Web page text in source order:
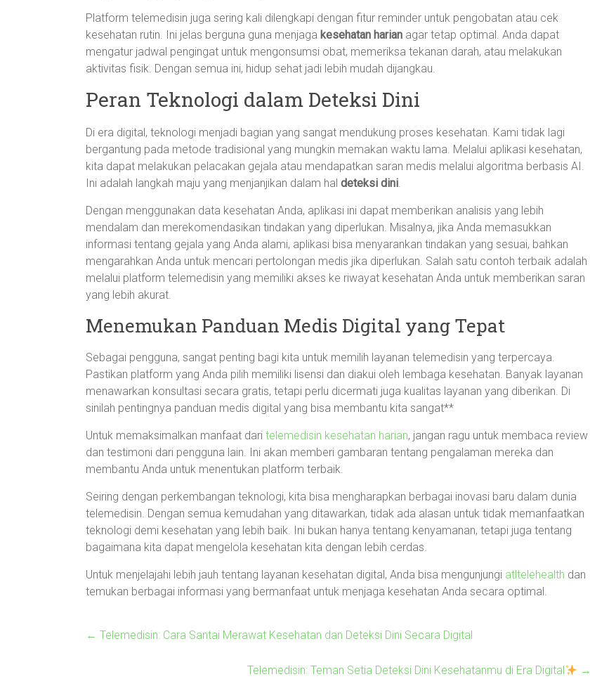
Platform telemedisin juga sering kali dilengkapi dengan fitur reminder untuk pengobatan atau cek
kesehatan rutin. Ini jelas berguna guna menjaga kesehatan harian agar tetap optimal. Anda dapat
mengatur jadwal pengingat untuk mengonsumsi obat, memeriksa tekanan darah, atau melakukan
aktivitas fisik. Dengan semua ini, hidup sehat jadi lebih mudah dijangkau.
Peran Teknologi dalam Deteksi Dini
Di era digital, teknologi menjadi bagian yang sangat mendukung proses kesehatan. Kami tidak lagi
bergantung pada metode tradisional yang mungkin memakan waktu lama. Melalui aplikasi kesehatan,
kita dapat melakukan pelacakan gejala atau mendapatkan saran medis melalui algoritma berbasis AI.
Ini adalah langkah maju yang menjanjikan dalam hal deteksi dini.
Dengan menggunakan data kesehatan Anda, aplikasi ini dapat memberikan analisis yang lebih
mendalam dan merekomendasikan tindakan yang diperlukan. Misalnya, jika Anda memasukkan
informasi tentang gejala yang Anda alami, aplikasi bisa menyarankan tindakan yang sesuai, bahkan
mengarahkan Anda untuk mencari pertolongan medis jika diperlukan. Salah satu contoh terbaik adalah
melalui platform telemedisin yang memiliki akses ke riwayat kesehatan Anda untuk memberikan saran
yang lebih akurat.
Menemukan Panduan Medis Digital yang Tepat
Sebagai pengguna, sangat penting bagi kita untuk memilih layanan telemedisin yang terpercaya.
Pastikan platform yang Anda pilih memiliki lisensi dan diakui oleh lembaga kesehatan. Banyak layanan
menawarkan konsultasi secara gratis, tetapi perlu dicermati juga kualitas layanan yang diberikan. Di
sinilah pentingnya panduan medis digital yang bisa membantu kita sangat**
Untuk memaksimalkan manfaat dari telemedisin kesehatan harian, jangan ragu untuk membaca review
dan testimoni dari pengguna lain. Ini akan memberi gambaran tentang pengalaman mereka dan
membantu Anda untuk menentukan platform terbaik.
Seiring dengan perkembangan teknologi, kita bisa mengharapkan berbagai inovasi baru dalam dunia
telemedisin. Dengan semua kemudahan yang ditawarkan, tidak ada alasan untuk tidak memanfaatkan
teknologi demi kesehatan yang lebih baik. Ini bukan hanya tentang kenyamanan, tetapi juga tentang
bagaimana kita dapat mengelola kesehatan kita dengan lebih cerdas.
Untuk menjelajahi lebih jauh tentang layanan kesehatan digital, Anda bisa mengunjungi atltelehealth dan
temukan berbagai informasi yang bermanfaat untuk menjaga kesehatan Anda secara optimal.
← Telemedisin: Cara Santai Merawat Kesehatan dan Deteksi Dini Secara Digital
Telemedisin: Teman Setia Deteksi Dini Kesehatanmu di Era Digital →